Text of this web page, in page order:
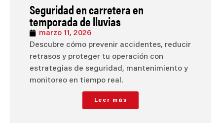
Seguridad en carretera en
temporada de lluvias
marzo 11, 2026
Descubre cómo prevenir accidentes, reducir
retrasos y proteger tu operación con
estrategias de seguridad, mantenimiento y
monitoreo en tiempo real.
Leer más